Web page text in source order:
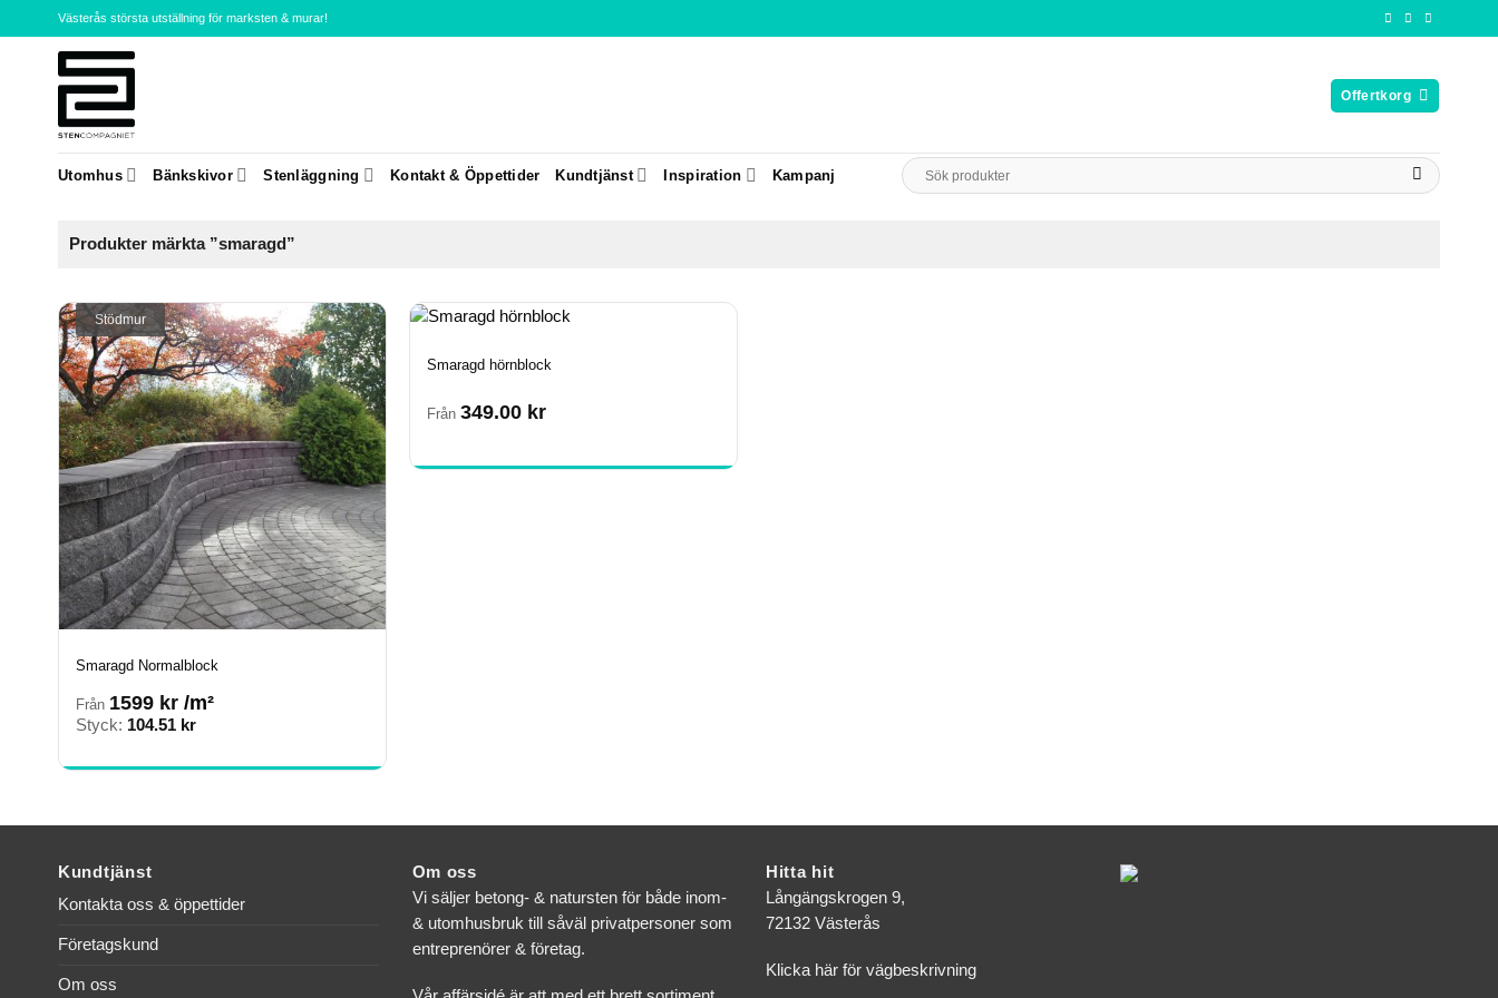
to
Västerås största utställning för marksten & murar!
Offertkorg
Utomhus Bänkskivor Stenläggning Kontakt & Öppettider Kundtjänst Inspiration Kampanj
Sök
efter:
Produkter märkta ”smaragd”
Stödmur
Smaragd Normalblock
Från 1599 kr/m²
Styck: 104.51 kr
Smaragd hörnblock
Från 349.00 kr
Kundtjänst
Kontakta oss & öppettider
Företagskund
Om oss
Om oss
Vi säljer betong- & natursten för både inom-
& utomhusbruk till såväl privatpersoner som
entreprenörer & företag.
Hitta hit
Långängskrogen 9,
72132 Västerås
Klicka här för vägbeskrivning